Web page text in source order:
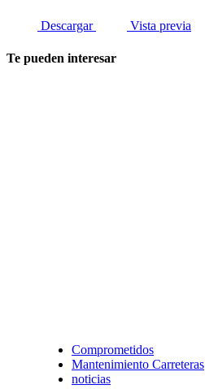
Descargar Vista previa
Te pueden interesar
Comprometidos
Mantenimiento Carreteras
noticias